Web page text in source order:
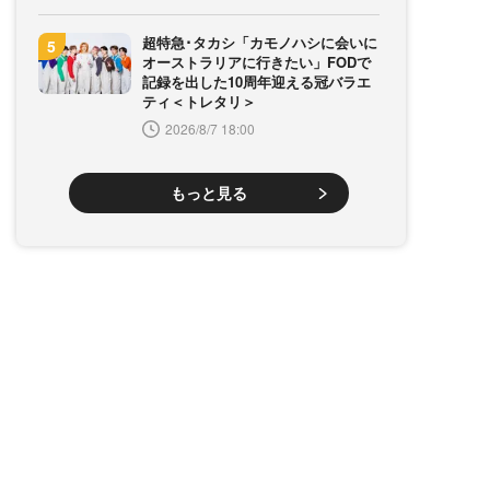
超特急･タカシ「カモノハシに会いに
オーストラリアに行きたい」FODで
記録を出した10周年迎える冠バラエ
ティ＜トレタリ＞
2026/8/7 18:00
もっと見る